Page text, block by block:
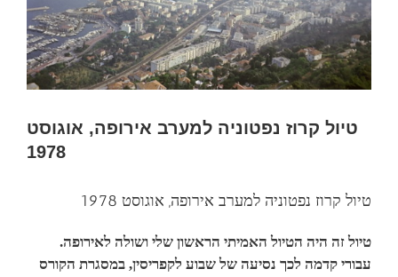
טיול קרוז נפטוניה למערב אירופה, אוגוסט
1978
טיול קרוז נפטוניה למערב אירופה, אוגוסט 1978
טיול זה היה הטיול האמיתי הראשון שלי ושולה לאירופה.
עבורי קדמה לכך נסיעה של שבוע לקפריסין, במסגרת הקורס